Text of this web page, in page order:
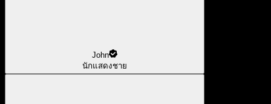
John
นักแสดงชาย